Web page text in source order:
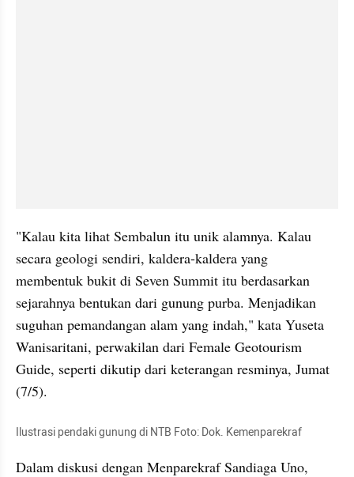
"Kalau kita lihat Sembalun itu unik alamnya. Kalau
secara geologi sendiri, kaldera-kaldera yang
membentuk bukit di Seven Summit itu berdasarkan
sejarahnya bentukan dari gunung purba. Menjadikan
suguhan pemandangan alam yang indah," kata Yuseta
Wanisaritani, perwakilan dari Female Geotourism
Guide, seperti dikutip dari keterangan resminya, Jumat
(7/5).
Ilustrasi pendaki gunung di NTB Foto: Dok. Kemenparekraf
Dalam diskusi dengan Menparekraf Sandiaga Uno,